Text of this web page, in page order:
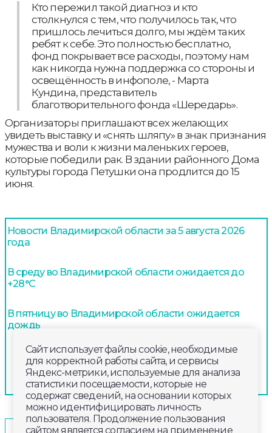
Кто пережил такой диагноз и кто
столкнулся с тем, что получилось так, что
пришлось лечиться долго, мы ждём таких
ребят к себе. Это полностью бесплатно,
фонд покрывает все расходы, поэтому нам
как никогда нужна поддержка со стороны и
освещённость в инфополе, - Марта
Кундина, представитель
благотворительного фонда «Шередарь».
Организаторы приглашают всех желающих
увидеть выставку и «снять шляпу» в знак признания
мужества и воли к жизни маленьких героев,
которые победили рак. В здании районного Дома
культуры города Петушки она продлится до 15
июня.
Новости Владимирской области за 5 августа 2026
года
В среду во Владимирской области ожидается до
+28°С
В пятницу во Владимирской области ожидается
дождь
ОБЩЕСТВО 2025-06-05 17:20
Сайт использует файлы cookie, необходимые
для корректной работы сайта, и сервисы
Яндекс-метрики, используемые для анализа
статистики посещаемости, которые не
содержат сведений, на основании которых
можно идентифицировать личность
пользователя. Продолжение пользования
сайтом является согласием на применение